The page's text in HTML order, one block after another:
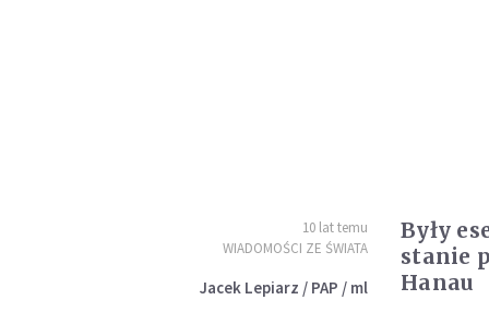
10 lat temu
WIADOMOŚCI ZE ŚWIATA
Jacek Lepiarz / PAP / ml
Były
stanie
Hanau